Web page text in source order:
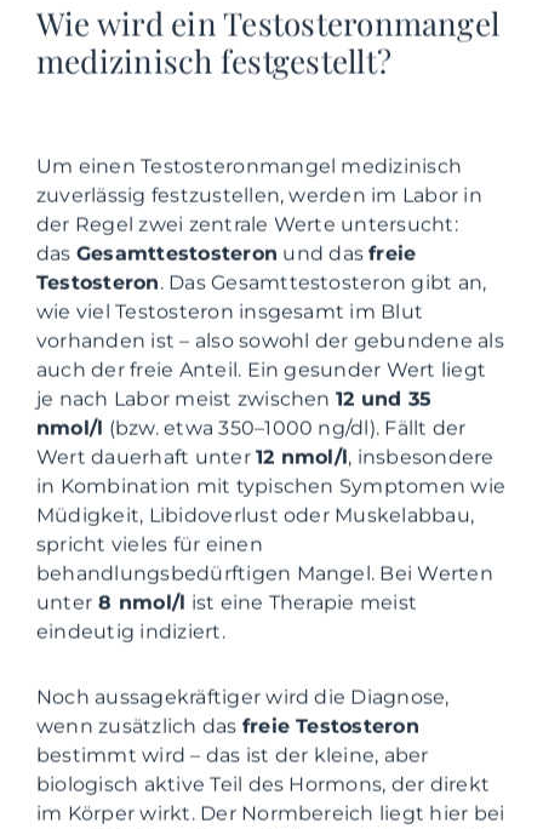
Wie wird ein Testosteronmangel
medizinisch festgestellt?
Um einen Testosteronmangel medizinisch
zuverlässig festzustellen, werden im Labor in
der Regel zwei zentrale Werte untersucht:
das Gesamttestosteron und dasfreie
Testosteron. Das Gesamttestosteron gibt an,
wie viel Testosteron insgesamt im Blut
vorhanden ist – also sowohl der gebundene als
auch der freie Anteil. Ein gesunder Wert liegt
je nach Labor meist zwischen 12 und 35
nmol/l (bzw. etwa 350–1000 ng/dl). Fällt der
Wert dauerhaft unter12 nmol/l, insbesondere
in Kombination mit typischen Symptomen wie
Müdigkeit, Libidoverlust oder Muskelabbau,
spricht vieles für einen
behandlungsbedürftigen Mangel. Bei Werten
unter 8 nmol/l ist eine Therapie meist
eindeutig indiziert.
Noch aussagekräftiger wird die Diagnose,
wenn zusätzlich das freie Testosteron
bestimmt wird – das ist der kleine, aber
biologisch aktive Teil des Hormons, der direkt
im Körper wirkt. Der Normbereich liegt hier bei